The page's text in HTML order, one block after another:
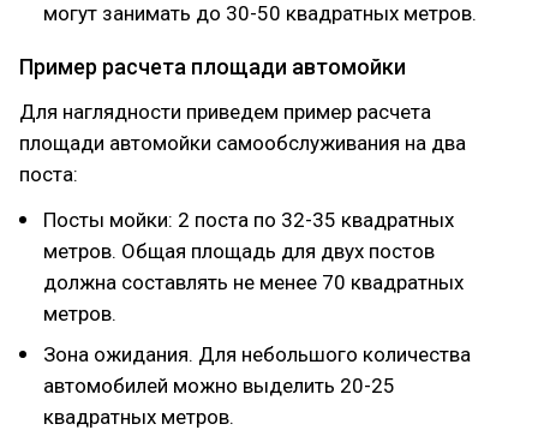
могут занимать до 30-50 квадратных метров.
Пример расчета площади автомойки
Для наглядности приведем пример расчета
площади автомойки самообслуживания на два
поста:
Посты мойки: 2 поста по 32-35 квадратных
метров. Общая площадь для двух постов
должна составлять не менее 70 квадратных
метров.
Зона ожидания. Для небольшого количества
автомобилей можно выделить 20-25
квадратных метров.